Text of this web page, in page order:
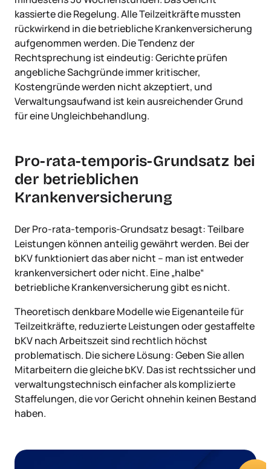
kassierte die Regelung. Alle Teilzeitkräfte mussten
rückwirkend in die betriebliche Krankenversicherung
aufgenommen werden. Die Tendenz der
Rechtsprechung ist eindeutig: Gerichte prüfen
angebliche Sachgründe immer kritischer,
Kostengründe werden nicht akzeptiert, und
Verwaltungsaufwand ist kein ausreichender Grund
für eine Ungleichbehandlung.
Pro-rata-temporis-Grundsatz bei
der betrieblichen
Krankenversicherung
Der Pro-rata-temporis-Grundsatz besagt: Teilbare
Leistungen können anteilig gewährt werden. Bei der
bKV funktioniert das aber nicht – man ist entweder
krankenversichert oder nicht. Eine „halbe“
betriebliche Krankenversicherung gibt es nicht.
Theoretisch denkbare Modelle wie Eigenanteile für
Teilzeitkräfte, reduzierte Leistungen oder gestaffelte
bKV nach Arbeitszeit sind rechtlich höchst
problematisch. Die sichere Lösung: Geben Sie allen
Mitarbeitern die gleiche bKV. Das ist rechtssicher und
verwaltungstechnisch einfacher als komplizierte
Staffelungen, die vor Gericht ohnehin keinen Bestand
haben.